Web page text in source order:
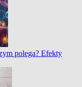
polega? Efekty